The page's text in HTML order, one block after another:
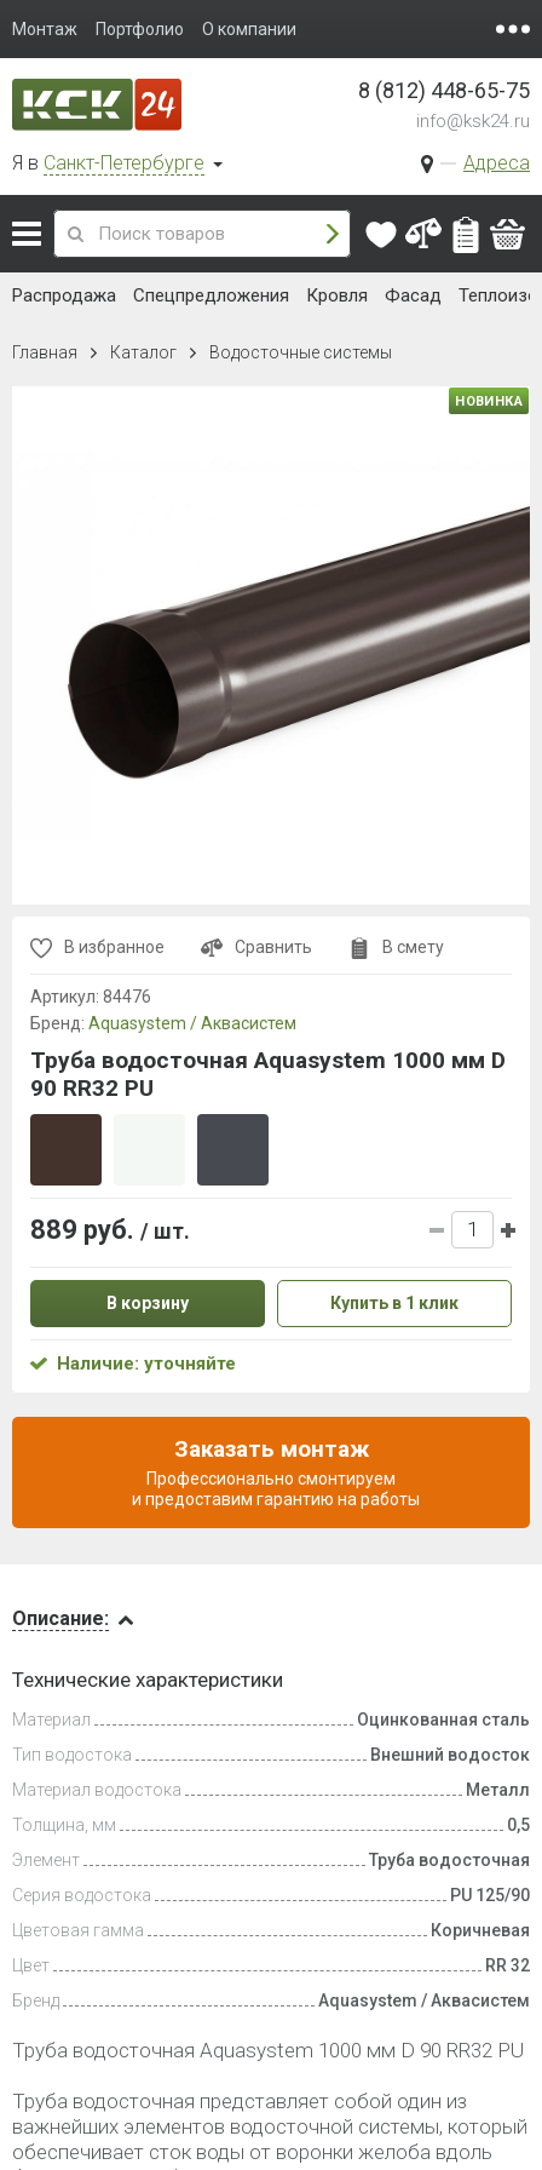
Монтаж Портфолио О компании
Я в Санкт-Петербурге Адреса
8 (812) 448-65-75
info@ksk24.ru
Распродажа Спецпредложения Кровля Фасад
Главная Каталог Водосточные системы
и оплата
Описание:
Технические характеристики
Материал
Оцинкованная сталь
Тип водостока
Внешний водосток
Материал водостока
Металл
Толщина, мм
0,5
Элемент
Труба водосточная
Серия водостока
PU 125/90
Цветовая гамма
Коричневая
Цвет
RR 32
Бренд
Aquasystem / Аквасистем
Труба водосточная Aquasystem 1000 мм D 90 RR32 PU
Труба водосточная представляет собой один из
важнейших элементов водосточной системы, который
обеспечивает сток воды от воронки желоба вдоль
НОВИНКА
В избранное Сравнить В смету
Артикул: 84476
Бренд: Aquasystem / Аквасистем
Труба водосточная Aquasystem 1000 мм D
90 RR32 PU
889 руб. / шт.
В корзину Купить в 1 клик
Наличие: уточняйте
Заказать монтаж
Профессионально смонтируем
и предоставим гарантию на работы